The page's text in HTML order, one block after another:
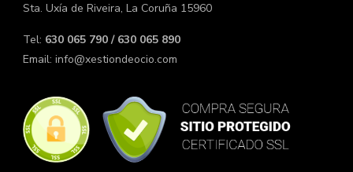
Sta. Uxía de Riveira, La Coruña 15960
Tel: 630 065 790 / 630 065 890
Email: info@xestiondeocio.com